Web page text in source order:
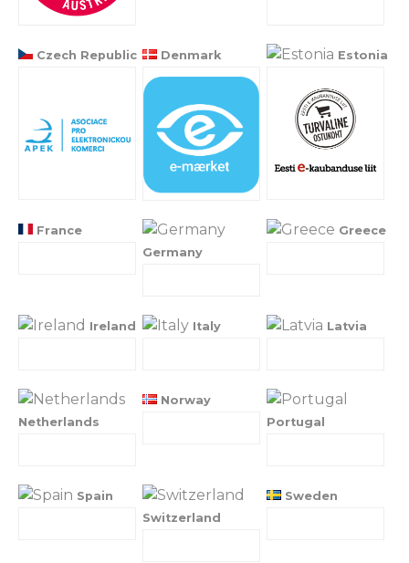
Czech Republic Denmark Estonia
France
Germany
Greece
Ireland Italy Latvia
Netherlands
Norway
Portugal
Spain
Switzerland
Sweden